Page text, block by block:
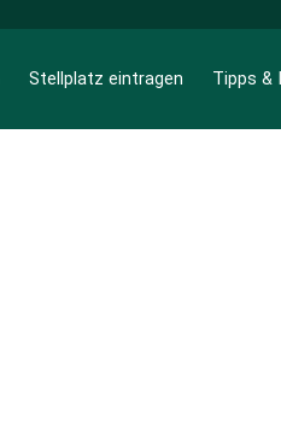
Stellplatz eintragen Tipps &